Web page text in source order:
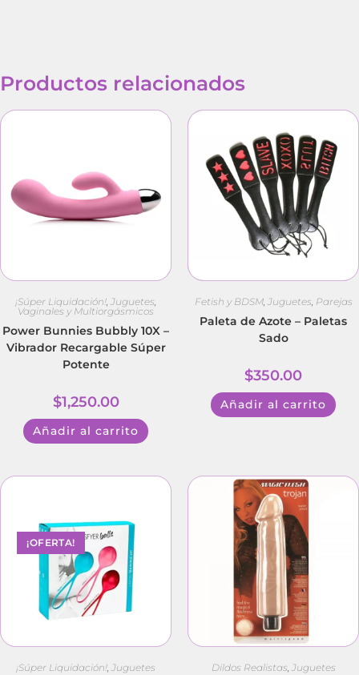
Productos relacionados
¡Súper Liquidación! Juguetes
Vaginales y Multiorgásmicos
Power Bunnies Bubbly 10X –
Vibrador Recargable Súper
Potente
$1,250.00
Añadir al carrito
Fetish y BDSM, Juguetes Parejas
Paleta de Azote – Paletas
Sado
$350.00
Añadir al carrito
¡OFERTA!
¡Súper Liquidación! Juguetes Dildos Realistas Juguetes